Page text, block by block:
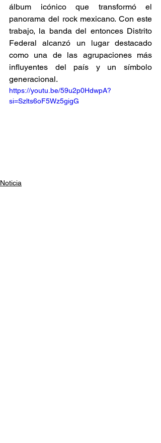
álbum icónico que transformó el
panorama del rock mexicano. Con este
trabajo, la banda del entonces Distrito
Federal alcanzó un lugar destacado
como una de las agrupaciones más
influyentes del país y un símbolo
generacional.
https://youtu.be/59u2p0HdwpA?
si=Szlts6oF5Wz5gigG
Noticia